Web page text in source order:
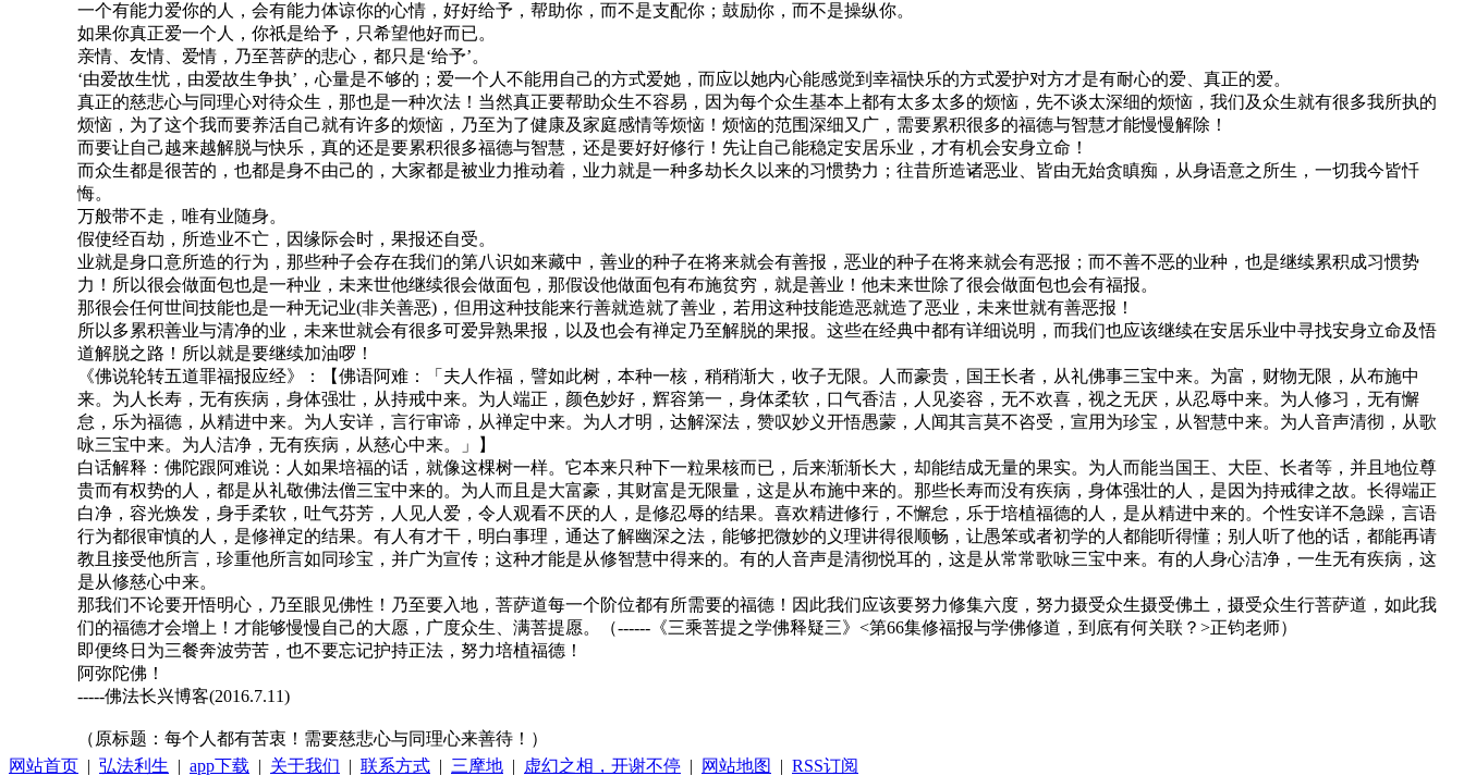
一个有能力爱你的人，会有能力体谅你的心情，好好给予，帮助你，而不是支配你；鼓励你，而不是操纵你。
如果你真正爱一个人，你祇是给予，只希望他好而已。
亲情、友情、爱情，乃至菩萨的悲心，都只是‘给予’。
‘由爱故生忧，由爱故生争执’，心量是不够的；爱一个人不能用自己的方式爱她，而应以她内心能感觉到幸福快乐的方式爱护对方才是有耐心的爱、真正的爱。
真正的慈悲心与同理心对待众生，那也是一种次法！当然真正要帮助众生不容易，因为每个众生基本上都有太多太多的烦恼，先不谈太深细的烦恼，我们及众生就有很多我所执的
烦恼，为了这个我而要养活自己就有许多的烦恼，乃至为了健康及家庭感情等烦恼！烦恼的范围深细又广，需要累积很多的福德与智慧才能慢慢解除！
而要让自己越来越解脱与快乐，真的还是要累积很多福德与智慧，还是要好好修行！先让自己能稳定安居乐业，才有机会安身立命！
而众生都是很苦的，也都是身不由己的，大家都是被业力推动着，业力就是一种多劫长久以来的习惯势力；往昔所造诸恶业、皆由无始贪瞋痴，从身语意之所生，一切我今皆忏
悔。
万般带不走，唯有业随身。
假使经百劫，所造业不亡，因缘际会时，果报还自受。
业就是身口意所造的行为，那些种子会存在我们的第八识如来藏中，善业的种子在将来就会有善报，恶业的种子在将来就会有恶报；而不善不恶的业种，也是继续累积成习惯势
力！所以很会做面包也是一种业，未来世他继续很会做面包，那假设他做面包有布施贫穷，就是善业！他未来世除了很会做面包也会有福报。
那很会任何世间技能也是一种无记业(非关善恶)，但用这种技能来行善就造就了善业，若用这种技能造恶就造了恶业，未来世就有善恶报！
所以多累积善业与清净的业，未来世就会有很多可爱异熟果报，以及也会有禅定乃至解脱的果报。这些在经典中都有详细说明，而我们也应该继续在安居乐业中寻找安身立命及悟
道解脱之路！所以就是要继续加油啰！
《佛说轮转五道罪福报应经》：【佛语阿难：「夫人作福，譬如此树，本种一核，稍稍渐大，收子无限。人而豪贵，国王长者，从礼佛事三宝中来。为富，财物无限，从布施中
来。为人长寿，无有疾病，身体强壮，从持戒中来。为人端正，颜色妙好，辉容第一，身体柔软，口气香洁，人见姿容，无不欢喜，视之无厌，从忍辱中来。为人修习，无有懈
怠，乐为福德，从精进中来。为人安详，言行审谛，从禅定中来。为人才明，达解深法，赞叹妙义开悟愚蒙，人闻其言莫不咨受，宣用为珍宝，从智慧中来。为人音声清彻，从歌
咏三宝中来。为人洁净，无有疾病，从慈心中来。」】
白话解释：佛陀跟阿难说：人如果培福的话，就像这棵树一样。它本来只种下一粒果核而已，后来渐渐长大，却能结成无量的果实。为人而能当国王、大臣、长者等，并且地位尊
贵而有权势的人，都是从礼敬佛法僧三宝中来的。为人而且是大富豪，其财富是无限量，这是从布施中来的。那些长寿而没有疾病，身体强壮的人，是因为持戒律之故。长得端正
白净，容光焕发，身手柔软，吐气芬芳，人见人爱，令人观看不厌的人，是修忍辱的结果。喜欢精进修行，不懈怠，乐于培植福德的人，是从精进中来的。个性安详不急躁，言语
行为都很审慎的人，是修禅定的结果。有人有才干，明白事理，通达了解幽深之法，能够把微妙的义理讲得很顺畅，让愚笨或者初学的人都能听得懂；别人听了他的话，都能再请
教且接受他所言，珍重他所言如同珍宝，并广为宣传；这种才能是从修智慧中得来的。有的人音声是清彻悦耳的，这是从常常歌咏三宝中来。有的人身心洁净，一生无有疾病，这
是从修慈心中来。
那我们不论要开悟明心，乃至眼见佛性！乃至要入地，菩萨道每一个阶位都有所需要的福德！因此我们应该要努力修集六度，努力摄受众生摄受佛土，摄受众生行菩萨道，如此我
们的福德才会增上！才能够慢慢自己的大愿，广度众生、满菩提愿。（------《三乘菩提之学佛释疑三》<第66集修福报与学佛修道，到底有何关联？>正钧老师）
即便终日为三餐奔波劳苦，也不要忘记护持正法，努力培植福德！
阿弥陀佛！
-----佛法长兴博客(2016.7.11)
（原标题：每个人都有苦衷！需要慈悲心与同理心来善待！）
网站首页 | 弘法利生 | app下载 | 关于我们 | 联系方式 | 三摩地 | 虚幻之相，开谢不停 | 网站地图 | RSS订阅